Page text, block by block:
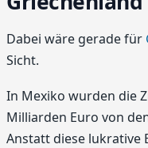
Dabei wäre gerade für
Sicht.
In Mexiko wurden die
Milliarden Euro von
Anstatt diese lukrative